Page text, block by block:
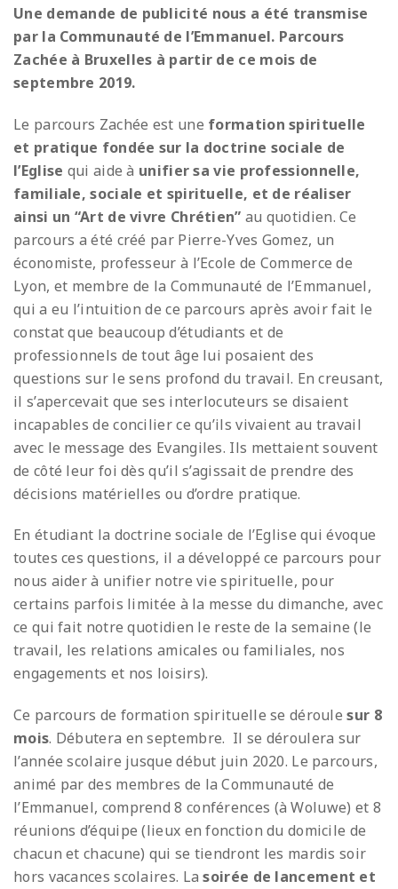
Une demande de publicité nous a été transmise
par la Communauté de l’Emmanuel. Parcours
Zachée à Bruxelles à partir de ce mois de
septembre 2019.
Le parcours Zachée est une formation spirituelle
et pratique fondée sur la doctrine sociale de
l’Eglise qui aide à unifier sa vie professionnelle,
familiale, sociale et spirituelle, et de réaliser
ainsi un “Art de vivre Chrétien” au quotidien. Ce
parcours a été créé par Pierre-Yves Gomez, un
économiste, professeur à l’Ecole de Commerce de
Lyon, et membre de la Communauté de l’Emmanuel,
qui a eu l’intuition de ce parcours après avoir fait le
constat que beaucoup d’étudiants et de
professionnels de tout âge lui posaient des
questions sur le sens profond du travail. En creusant,
il s’apercevait que ses interlocuteurs se disaient
incapables de concilier ce qu’ils vivaient au travail
avec le message des Evangiles. Ils mettaient souvent
de côté leur foi dès qu’il s’agissait de prendre des
décisions matérielles ou d’ordre pratique.
En étudiant la doctrine sociale de l’Eglise qui évoque
toutes ces questions, il a développé ce parcours pour
nous aider à unifier notre vie spirituelle, pour
certains parfois limitée à la messe du dimanche, avec
ce qui fait notre quotidien le reste de la semaine (le
travail, les relations amicales ou familiales, nos
engagements et nos loisirs).
Ce parcours de formation spirituelle se déroulesur 8
mois. Débutera en septembre. Il se déroulera sur
l’année scolaire jusque début juin 2020. Le parcours,
animé par des membres de la Communauté de
l’Emmanuel, comprend 8 conférences (à Woluwe) et 8
réunions d’équipe (lieux en fonction du domicile de
chacun et chacune) qui se tiendront les mardis soir
hors vacances scolaires. Lasoirée de lancement et